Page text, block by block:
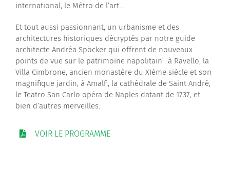
international, le Métro de l’art…
Et tout aussi passionnant, un urbanisme et des
architectures historiques décryptés par notre guide
architecte Andréa Spöcker qui offrent de nouveaux
points de vue sur le patrimoine napolitain : à Ravello, la
Villa Cimbrone, ancien monastère du XIème siècle et son
magnifique jardin, à Amalfi, la cathédrale de Saint André,
le Teatro San Carlo opéra de Naples datant de 1737, et
bien d’autres merveilles.
VOIR LE PROGRAMME